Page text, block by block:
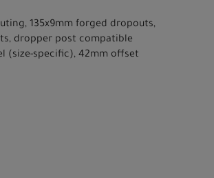
135x9mm forged dropouts,
dropper post compatible
(size-specific), 42mm offset